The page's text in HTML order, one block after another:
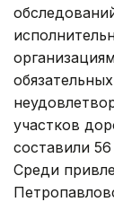
участков
составили
Среди